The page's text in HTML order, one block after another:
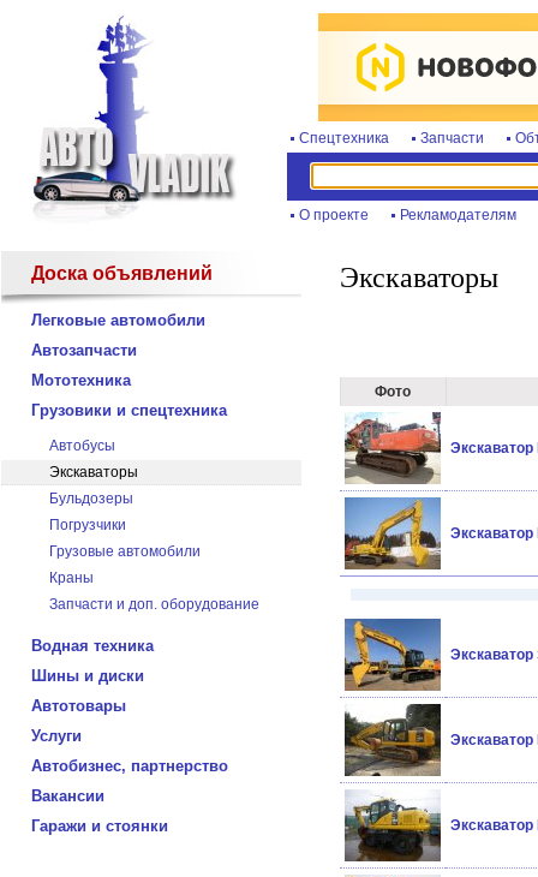
Спецтехника Запчасти
О проекте Рекламодателям
Доска объявлений
Легковые автомобили
Автозапчасти
Мототехника
Грузовики и спецтехника
Автобусы
Экскаваторы
Бульдозеры
Погрузчики
Грузовые автомобили
Краны
Запчасти и доп. оборудование
Водная техника
Шины и диски
Автотовары
Услуги
Автобизнес, партнерство
Вакансии
Гаражи и стоянки
Экскаваторы
Фото
Экскаватор
Экскаватор